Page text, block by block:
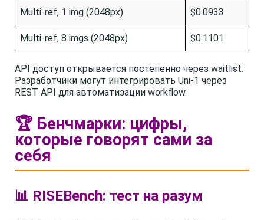
Multi-ref, 1 img (2048px) $0.0933
Multi-ref, 8 imgs (2048px) $0.1101
API доступ открывается постепенно через waitlist.
Разработчики могут интегрировать Uni-1 через
REST API для автоматизации workflow.
🏆 Бенчмарки: цифры,
которые говорят сами за
себя
📊 RISEBench: тест на разум